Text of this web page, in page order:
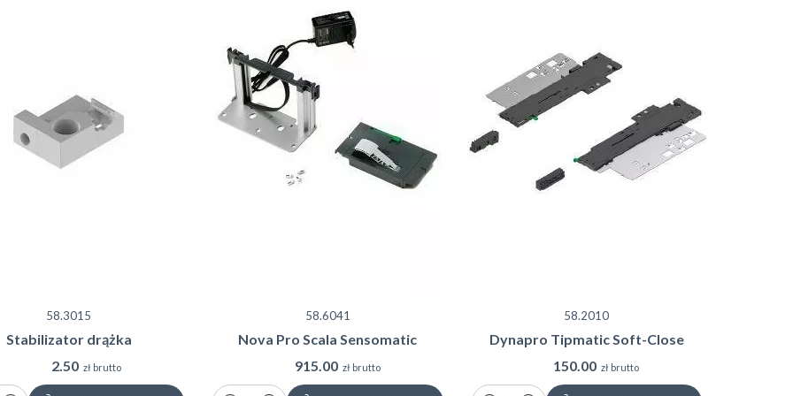
58.3015
Stabilizator drążka
2.50 zł brutto
58.6041
Nova Pro Scala Sensomatic
915.00 zł brutto
58.2010
Dynapro Tipmatic Soft-Close
150.00 zł brutto